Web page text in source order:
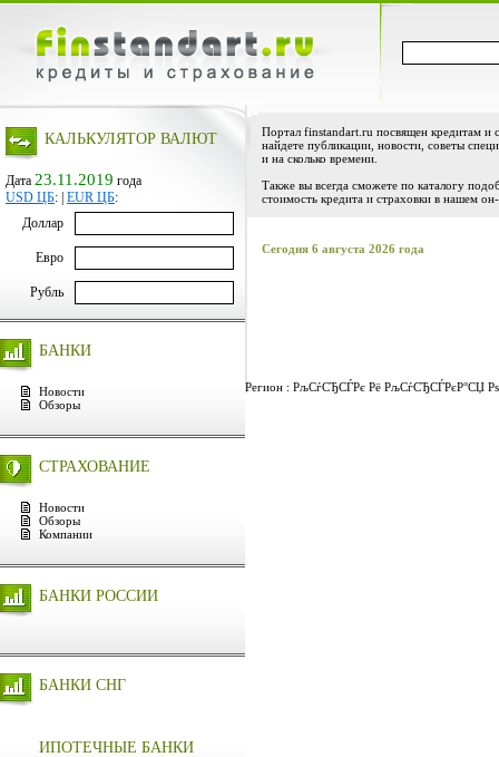
КАЛЬКУЛЯТОР ВАЛЮТ
Дата 23.11.2019 года
USD ЦБ: EUR ЦБ:
Доллар
Евро
Рубль
БАНКИ
Новости
Обзоры
СТРАХОВАНИЕ
Новости
Обзоры
Компании
БАНКИ РОССИИ
БАНКИ СНГ
ИПОТЕЧНЫЕ БАНКИ
Портал finstandart.ru посвящен кредитам и
найдете публикации, новости, советы
и на сколько времени.
Также вы всегда сможете по каталогу
стоимость кредита и страховки в нашем
Сегодня 6 августа 2026 года
Регион : РљСѓСЂСЃРє Рё РљСѓСЂСЃРєР°СЏ